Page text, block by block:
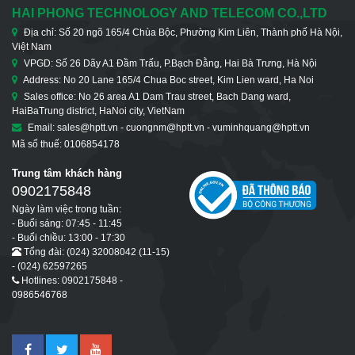
HAI PHONG TECHNOLOGY AND TELECOM CO.,LTD
Địa chỉ: Số 20 ngõ 165/4 Chùa Bộc, Phường Kim Liên, Thành phố Hà Nội,
Việt Nam
VPGD: Số 26 Dãy A1 Đầm Trấu, P.Bạch Đằng, Hai Bà Trưng, Hà Nội
Address: No 20 Lane 165/4 Chua Boc street, Kim Lien ward, Ha Noi
Sales office: No 26 area A1 Dam Trau street, Bach Dang ward,
HaiBaTrung district, HaNoi city, VietNam
Email: sales@hptt.vn - cuongnm@hptt.vn - vuminhquang@hptt.vn
Mã số thuế: 0106854178
Trung tâm khách hàng
0902175848
Ngày làm việc trong tuần:
- Buổi sáng: 07:45 - 11:45
- Buổi chiều: 13:00 - 17:30
Tổng đài: (024) 32008042 (11-15)
- (024) 62597265
Hotlines: 0902175848 -
0986546768